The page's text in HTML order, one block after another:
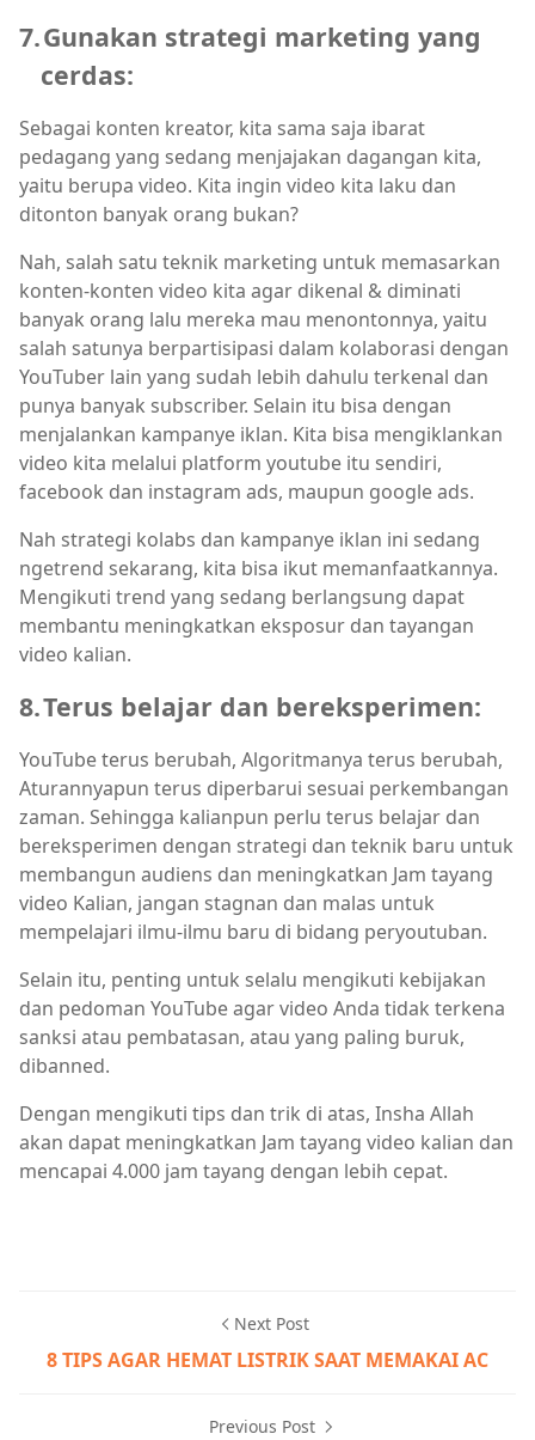
7.Gunakan strategi marketing yang
cerdas:
Sebagai konten kreator, kita sama saja ibarat
pedagang yang sedang menjajakan dagangan kita,
yaitu berupa video. Kita ingin video kita laku dan
ditonton banyak orang bukan?
Nah, salah satu teknik marketing untuk memasarkan
konten-konten video kita agar dikenal & diminati
banyak orang lalu mereka mau menontonnya, yaitu
salah satunya berpartisipasi dalam kolaborasi dengan
YouTuber lain yang sudah lebih dahulu terkenal dan
punya banyak subscriber. Selain itu bisa dengan
menjalankan kampanye iklan. Kita bisa mengiklankan
video kita melalui platform youtube itu sendiri,
facebook dan instagram ads, maupun google ads.
Nah strategi kolabs dan kampanye iklan ini sedang
ngetrend sekarang, kita bisa ikut memanfaatkannya.
Mengikuti trend yang sedang berlangsung dapat
membantu meningkatkan eksposur dan tayangan
video kalian.
8.Terus belajar dan bereksperimen:
YouTube terus berubah, Algoritmanya terus berubah,
Aturannyapun terus diperbarui sesuai perkembangan
zaman. Sehingga kalianpun perlu terus belajar dan
bereksperimen dengan strategi dan teknik baru untuk
membangun audiens dan meningkatkan Jam tayang
video Kalian, jangan stagnan dan malas untuk
mempelajari ilmu-ilmu baru di bidang peryoutuban.
Selain itu, penting untuk selalu mengikuti kebijakan
dan pedoman YouTube agar video Anda tidak terkena
sanksi atau pembatasan, atau yang paling buruk,
dibanned.
Dengan mengikuti tips dan trik di atas, Insha Allah
akan dapat meningkatkan Jam tayang video kalian dan
mencapai 4.000 jam tayang dengan lebih cepat.
Next Post
8 TIPS AGAR HEMAT LISTRIK SAAT MEMAKAI AC
Previous Post